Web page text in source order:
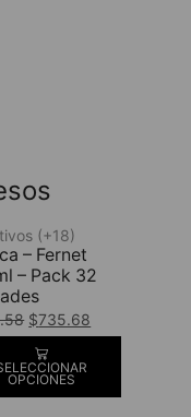
(+18)
– Fernet
– Pack 32
$735.68
OPCIONES